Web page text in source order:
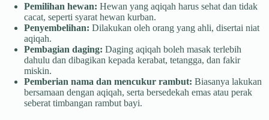
Pemilihan hewan: Hewan yang aqiqah harus sehat dan tidak
cacat, seperti syarat hewan kurban.
Penyembelihan: Dilakukan oleh orang yang ahli, disertai niat
aqiqah.
Pembagian daging: Daging aqiqah boleh masak terlebih
dahulu dan dibagikan kepada kerabat, tetangga, dan fakir
miskin.
Pemberian nama dan mencukur rambut: Biasanya lakukan
bersamaan dengan aqiqah, serta bersedekah emas atau perak
seberat timbangan rambut bayi.